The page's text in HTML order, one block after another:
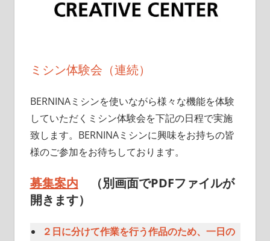
ミシン体験会（連続）
BERNINAミシンを使いながら様々な機能を体験
していただくミシン体験会を下記の日程で実施
致します。BERNINAミシンに興味をお持ちの皆
様のご参加をお待ちしております。
募集案内 （別画面でPDFファイルが
開きます）
２日に分けて作業を行う作品のため、一日の